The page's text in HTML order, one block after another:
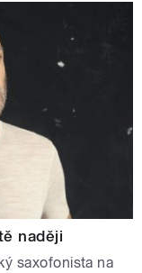
naději
saxofonista na